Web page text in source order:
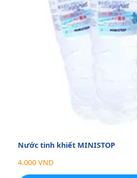
Nước tinh khiết MINISTOP
4.000 VND